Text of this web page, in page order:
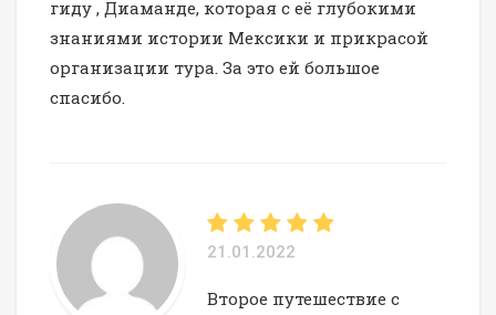
гиду , Диаманде, которая с её глубокими
знаниями истории Мексики и прикрасой
организации тура. За это ей большое
спасибо.
21.01.2022
Второе путешествие с